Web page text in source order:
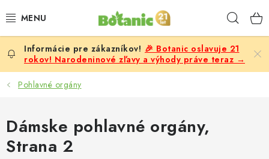
na
PREMIUM
DOPLNKY STRAVY
POTRAVINY A NÁPOJE
🎉 Botanic oslavuje 21
rokov! Narodeninové zľavy a výhody práve teraz →
Pohlavné orgány
Dámske pohlavné orgány,
Strana 2